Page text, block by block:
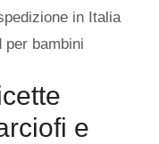
in Italia
per bambini
e